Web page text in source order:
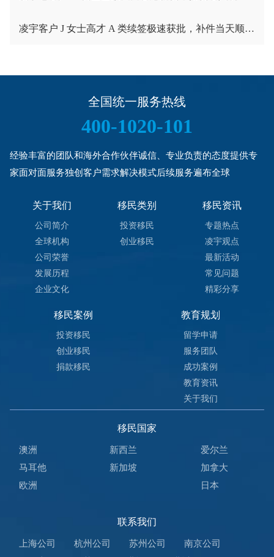
凌宇客户 J 女士高才 A 类续签极速获批，补件当天顺利拿下香港续签！
全国统一服务热线
400-1020-101
经验丰富的团队和海外合作伙伴诚信、专业负责的态度提供专
家面对面服务独创客户需求解决模式后续服务遍布全球
关于我们
公司简介
全球机构
公司荣誉
发展历程
企业文化
移民类别
投资移民
创业移民
移民资讯
专题热点
凌宇观点
最新活动
常见问题
精彩分享
移民案例
投资移民
创业移民
捐款移民
教育规划
留学申请
服务团队
成功案例
教育资讯
关于我们
移民国家
澳洲 新西兰
爱尔兰
马耳他
新加坡
加拿大
欧洲
日本
联系我们
上海公司 杭州公司 苏州公司
南京公司